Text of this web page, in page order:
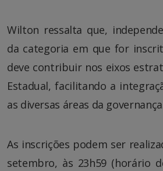
Wilton ressalta que,
da categoria em que for
deve contribuir nos eixos
Estadual, facilitando a
as diversas áreas da
As inscrições podem ser
setembro, às 23h59 (horário